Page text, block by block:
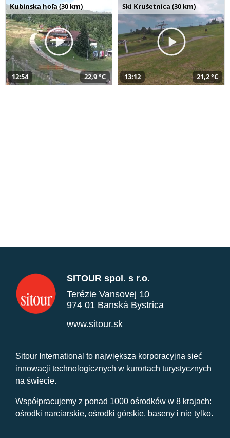
Kubínska hoľa (30 km)
12:54 22,9 °C
Ski Krušetnica (30 km)
13:12 21,2 °C
SITOUR spol. s r.o.
Terézie Vansovej 10
974 01 Banská Bystrica
www.sitour.sk
Sitour International to największa korporacyjna sieć
innowacji technologicznych w kurortach turystycznych
na świecie.
Współpracujemy z ponad 1000 ośrodków w 8 krajach:
ośrodki narciarskie, ośrodki górskie, baseny i nie tylko.